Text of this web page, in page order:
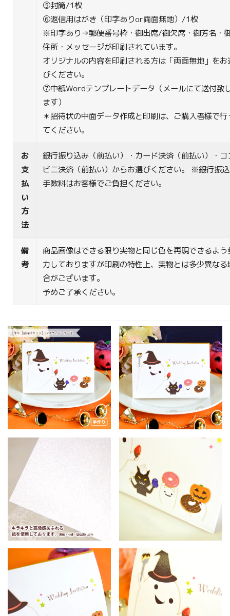
⑤封筒/1枚
⑥返信用はがき（印字ありor両面無地）/1枚
※印字あり→郵便番号枠・御出席/御欠席・御芳名・
住所・メッセージが印刷されています。
オリジナルの内容を印刷される方は「両面無地」をお
びください。
⑦中紙Wordテンプレートデータ（メールにて送付致
ます）
＊招待状の中面データ作成と印刷は、ご購入者様で行
てください。
お
支
払
い
方
法
銀行振り込み（前払い）・カード決済（前払い）・コ
ビニ決済（前払い）からお選びください。 ※銀行振
手数料はお客様でご負担ください。
備
考
商品画像はできる限り実物と同じ色を再現できるよう
力しておりますが印刷の特性上、実物とは多少異なる
合がございます。
予めご了承ください。